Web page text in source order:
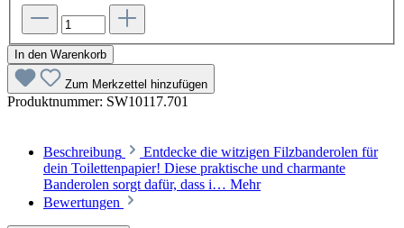
In den Warenkorb
Zum Merkzettel hinzufügen
Produktnummer: SW10117.701
Beschreibung
Entdecke die witzigen Filzbanderolen für
dein Toilettenpapier! Diese praktische und charmante
Banderolen sorgt dafür, dass i… Mehr
Bewertungen